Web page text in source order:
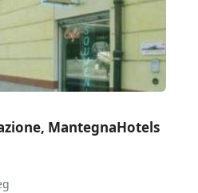
MantegnaHotels